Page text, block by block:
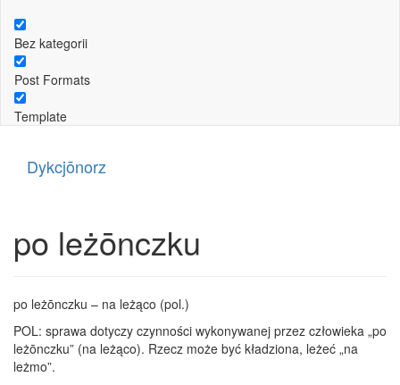
Bez kategorii
Post Formats
Template
Dykcjōnorz
po leżōnczku
po leżōnczku – na leżąco (pol.)
POL: sprawa dotyczy czynności wykonywanej przez człowieka „po
leżōnczku” (na leżąco). Rzecz może być kładziona, leżeć „na
leżmo”.